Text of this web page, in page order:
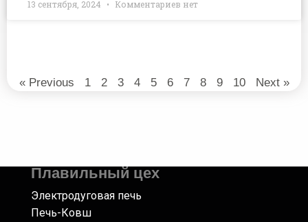
13 сентября, 2024 Комментариев нет
« Previous 1 2 3 4 5 6 7 8 9 10 Next »
Плавильный цех
Электродуговая печь
Печь-Ковш